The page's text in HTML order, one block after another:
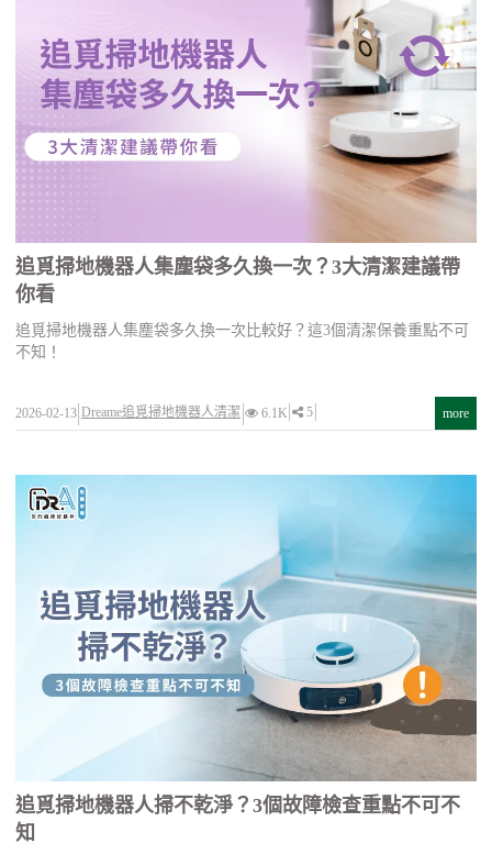
追覓掃地機器人集塵袋多久換一次？3大清潔建議帶
你看
追覓掃地機器人集塵袋多久換一次比較好？這3個清潔保養重點不可
不知！
2026-02-13 Dreame追覓掃地機器人清潔 6.1K 5 more
追覓掃地機器人掃不乾淨？3個故障檢查重點不可不
知